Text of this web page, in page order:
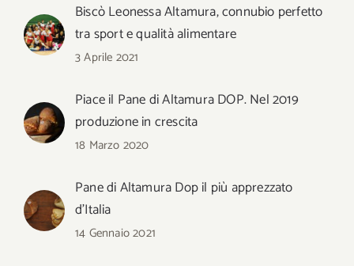
Biscò Leonessa Altamura, connubio perfetto
tra sport e qualità alimentare
3 Aprile 2021
Piace il Pane di Altamura DOP. Nel 2019
produzione in crescita
18 Marzo 2020
Pane di Altamura Dop il più apprezzato
d’Italia
14 Gennaio 2021